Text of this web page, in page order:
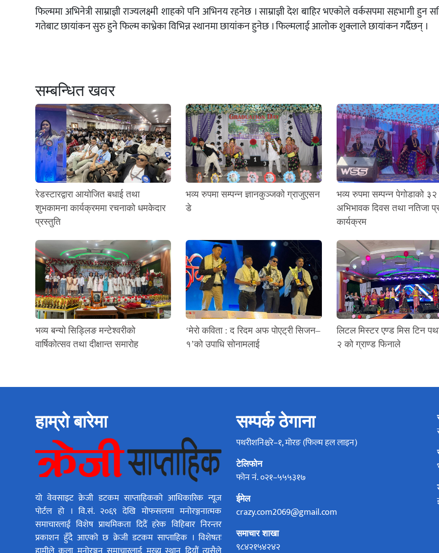
फिल्ममा अभिनेत्री साम्राज्ञी राज्यलक्ष्मी शाहको पनि अभिनय रहनेछ । साम्राज्ञी देश बाहिर भएकोले वर्कसपमा सहभागी हुन
गतेबाट छायांकन सुरु हुने फिल्म काभ्रेका विभिन्न स्थानमा छायांकन हुनेछ । फिल्मलाई आलोक शुक्लाले छायांकन गर्दैछन् ।
सम्बन्धित खवर
रेडस्टारद्वारा आयोजित बधाई तथा
शुभकामना कार्यक्रममा रचनाको धमकेदार
प्रस्तुति
भव्य रुपमा सम्पन्न ज्ञानकुञ्जको ग्राजुएसन
डे
भव्य रुपमा सम्पन्न पेगोडाको
अभिभावक दिवस तथा नतिजा
कार्यक्रम
भव्य बन्यो सिड्लिङ मन्टेश्वरीको
वार्षिकोत्सव तथा दीक्षान्त समारोह
‘मेरो कविता : द रिदम अफ पोएट्री सिजन–
१’को उपाधि सोनामलाई
लिटल मिस्टर एण्ड मिस टिन
२ को ग्राण्ड फिनाले
हाम्रो बारेमा
यो वेवसाइट क्रेजी डटकम साप्ताहिकको आधिकारिक न्यूज
पोर्टल हो । वि.सं. २०६९ देखि मोफसलमा मनोरञ्जनात्मक
समाचारलाई विशेष प्राथमिकता दिदैं हरेक विहिबार निरन्तर
प्रकाशन हुँदै आएको छ क्रेजी डटकम साप्ताहिक । विशेषतः
सम्पर्क ठेगाना
पथरीशनिश्चरे–१, मोरङ (फिल्म हल लाइन)
टेलिफोन
फोन नं. ०२१–५५५३१७
ईमेल
crazy.com2069@gmail.com
समाचार शाखा
९८४२१५४२४२